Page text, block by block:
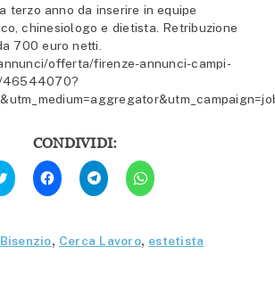
terzo anno da inserire in equipe
chinesiologo e dietista. Retribuzione
700 euro netti.
offerta/firenze-annunci-campi-
46544070?
CONDIVIDI:
Fai
clic
qui
Twitter
(Si
Fai
clic
per
condividere
(Si
apre
Fai
clic
per
condividere
(Si
apre
Fai
clic
per
(Si
apre
, Cerca Lavoro, estetista